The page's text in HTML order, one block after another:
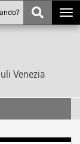
Venezia